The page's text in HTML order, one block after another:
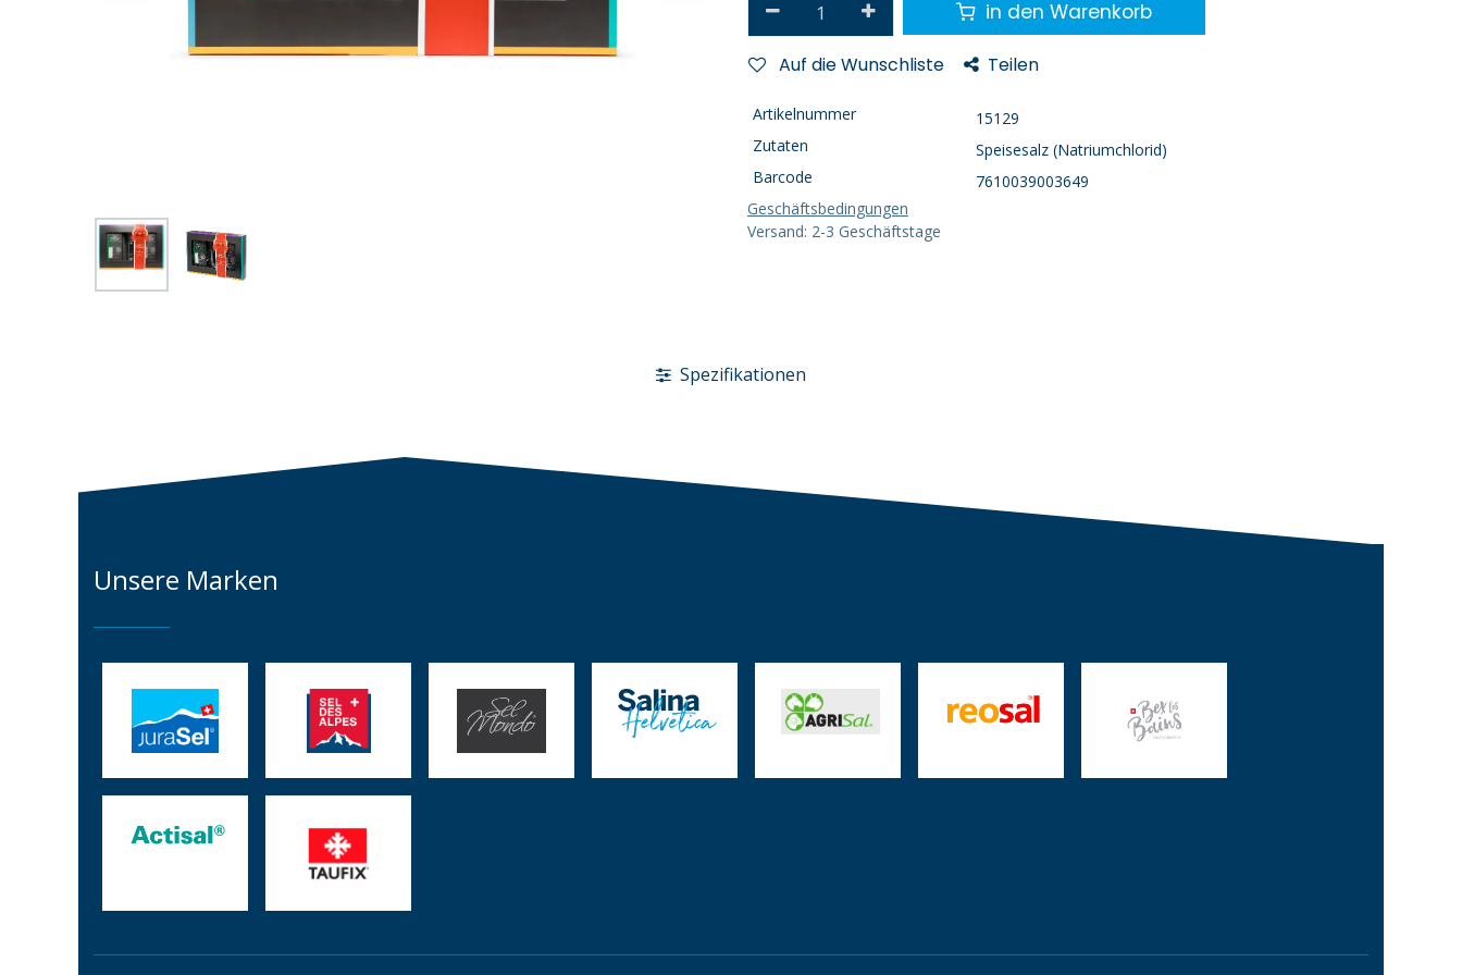
in den Warenkorb
Auf die Wunschliste Teilen
Artikelnummer
15129
Zutaten
Speisesalz (Natriumchlorid)
Barcode
7610039003649
Geschäftsbedingungen
Versand: 2-3 Geschäftstage
Spezifikationen
Unsere Marken